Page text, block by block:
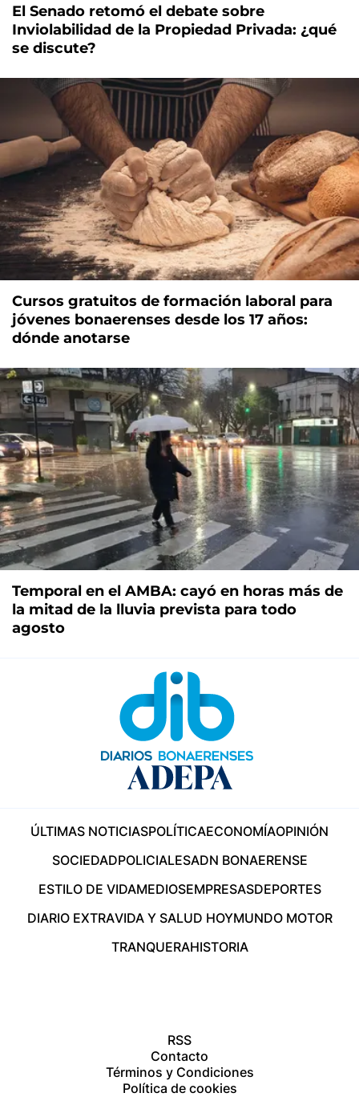
El Senado retomó el debate sobre
Inviolabilidad de la Propiedad Privada: ¿qué
se discute?
Cursos gratuitos de formación laboral para
jóvenes bonaerenses desde los 17 años:
dónde anotarse
Temporal en el AMBA: cayó en horas más de
la mitad de la lluvia prevista para todo
agosto
ÚLTIMAS NOTICIASPOLÍTICAECONOMÍAOPINIÓN
SOCIEDADPOLICIALESADN BONAERENSE
ESTILO DE VIDAMEDIOSEMPRESASDEPORTES
DIARIO EXTRAVIDA Y SALUD HOYMUNDO MOTOR
TRANQUERAHISTORIA
RSS
Contacto
Términos y Condiciones
Política de cookies